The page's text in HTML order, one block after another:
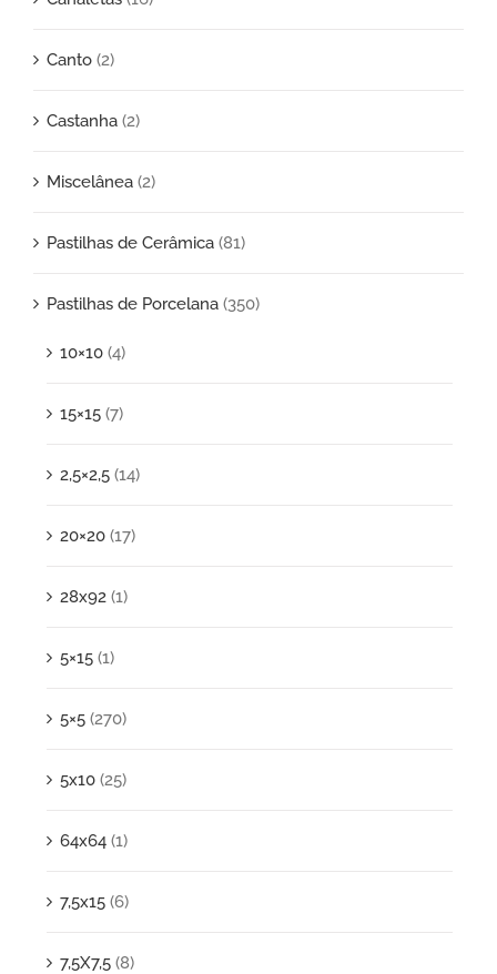
Canto (2)
Castanha (2)
Miscelânea (2)
Pastilhas de Cerâmica (81)
Pastilhas de Porcelana (350)
10×10 (4)
15×15 (7)
2,5×2,5 (14)
20×20 (17)
28x92 (1)
5×15 (1)
5×5 (270)
5x10 (25)
64x64 (1)
7,5x15 (6)
7,5X7,5 (8)